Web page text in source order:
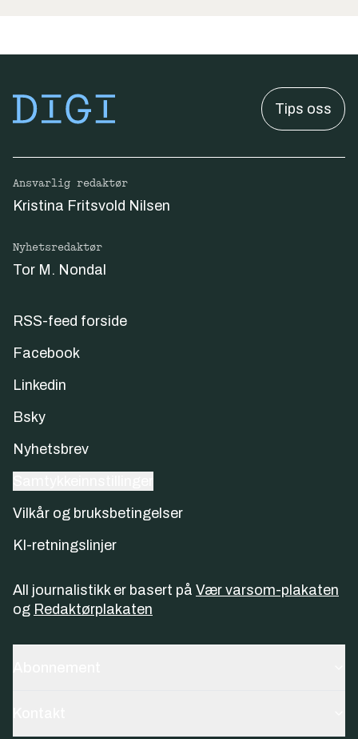
Tips oss
Ansvarlig redaktør
Kristina Fritsvold Nilsen
Nyhetsredaktør
Tor M. Nondal
RSS-feed forside
Facebook
Linkedin
Bsky
Nyhetsbrev
Vilkår og bruksbetingelser
KI-retningslinjer
All journalistikk er basert på Vær varsom-plakaten
og Redaktørplakaten